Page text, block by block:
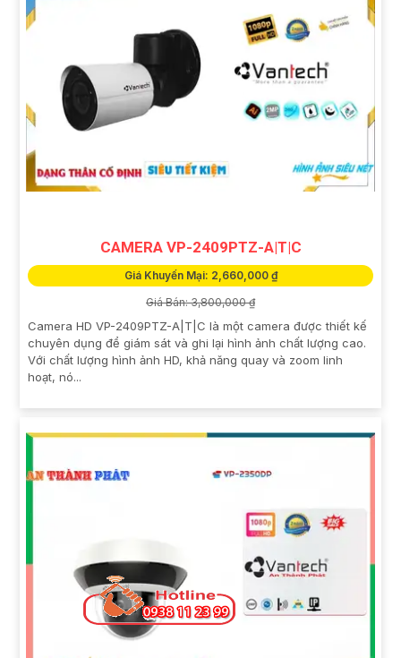
CAMERA VP-2409PTZ-A|T|C
Giá Khuyến Mại: 2,660,000 ₫
Giá Bán: 3,800,000 ₫
Camera HD VP-2409PTZ-A|T|C là một camera được thiết kế
chuyên dụng để giám sát và ghi lại hình ảnh chất lượng cao.
Với chất lượng hình ảnh HD, khả năng quay và zoom linh
hoạt, nó...